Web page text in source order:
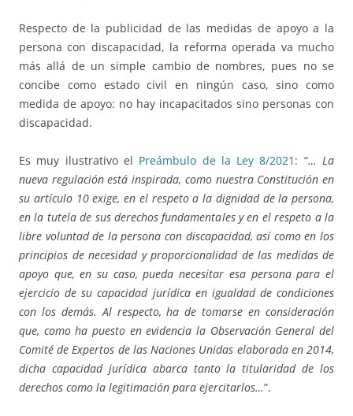
Respecto de la publicidad de las medidas de apoyo a la
persona con discapacidad, la reforma operada va mucho
más allá de un simple cambio de nombres, pues no se
concibe como estado civil en ningún caso, sino como
medida de apoyo: no hay incapacitados sino personas con
discapacidad.
Es muy ilustrativo el Preámbulo de la Ley 8/2021 : “… La
nueva regulación está inspirada, como nuestra Constitución en
su artículo 10 exige, en el respeto a la dignidad de la persona,
en la tutela de sus derechos fundamentales y en el respeto a la
libre voluntad de la persona con discapacidad, así como en los
principios de necesidad y proporcionalidad de las medidas de
apoyo que, en su caso, pueda necesitar esa persona para el
ejercicio de su capacidad jurídica en igualdad de condiciones
con los demás. Al respecto, ha de tomarse en consideración
que, como ha puesto en evidencia la Observación General del
Comité de Expertos de las Naciones Unidas elaborada en 2014,
dicha capacidad jurídica abarca tanto la titularidad de los
derechos como la legitimación para ejercitarlos…”.